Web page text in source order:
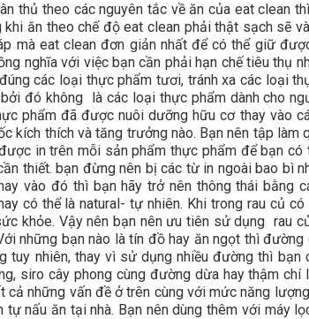
thủ theo các nguyên tắc về ăn của eat clean
ăn theo chế độ eat clean phải thật sạch sẽ
mà eat clean đơn giản nhất để có thể giữ
nghĩa với việc bạn cần phải hạn chế tiêu thụ
các loại thực phẩm tươi, tránh xa các loại
đó không là các loại thực phẩm dành cho
phẩm đã được nuôi dưỡng hữu cơ thay vào
kích thích và tăng trưởng nào. Bạn nên tập làm
in trên mỗi sản phẩm thực phẩm để bạn có
thiết. bạn đừng nên bị các từ in ngoài bao bì
vào đó thì bạn hãy trở nên thông thái bằng
có thể là natural- tự nhiên. Khi trong rau củ
khỏe. Vậy nên bạn nên ưu tiên sử dụng rau
những bạn nào là tín đồ hay ăn ngọt thì
tuy nhiên, thay vì sử dụng nhiều đường thì
siro cây phong cùng đường dừa hay thậm chí
những vấn đề ở trên cùng với mức năng
tự nấu ăn tại nhà. Bạn nên dùng thêm với máy